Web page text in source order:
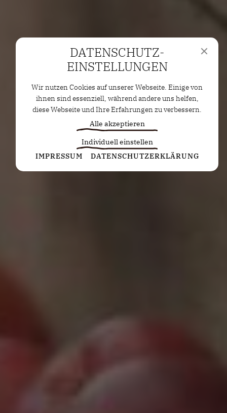
DATENSCHUTZ­
EINSTELLUNGEN
Wir nutzen Cookies auf unserer Webseite. Einige von
ihnen sind essenziell, während andere uns helfen,
diese Webseite und Ihre Erfahrungen zu verbessern.
Alle akzeptieren
Individuell einstellen
Statistiken
Diese Cookies erfassen anonyme Statistiken. Diese
IMPRESSUM DATENSCHUTZERKLÄRUNG